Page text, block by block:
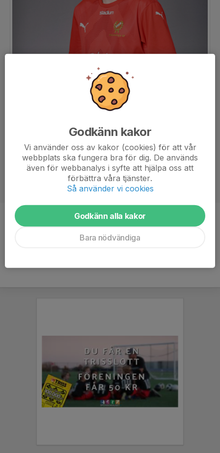
Ålder
Godkänn kakor
Vi använder oss av kakor (cookies) för att vår
webbplats ska fungera bra för dig. De används
även för webbanalys i syfte att hjälpa oss att
förbättra våra tjänster.
Så använder vi cookies
Godkänn alla kakor
Bara nödvändiga